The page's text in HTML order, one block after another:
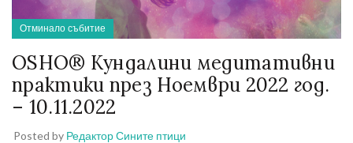
Отминало събитие
OSHO® Кундалини медитативни
практики през Ноември 2022 год.
– 10.11.2022
Posted by Редактор Сините птици